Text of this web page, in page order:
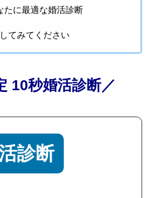
たに最適な婚活診断
てみてください
10秒婚活診断／
診断